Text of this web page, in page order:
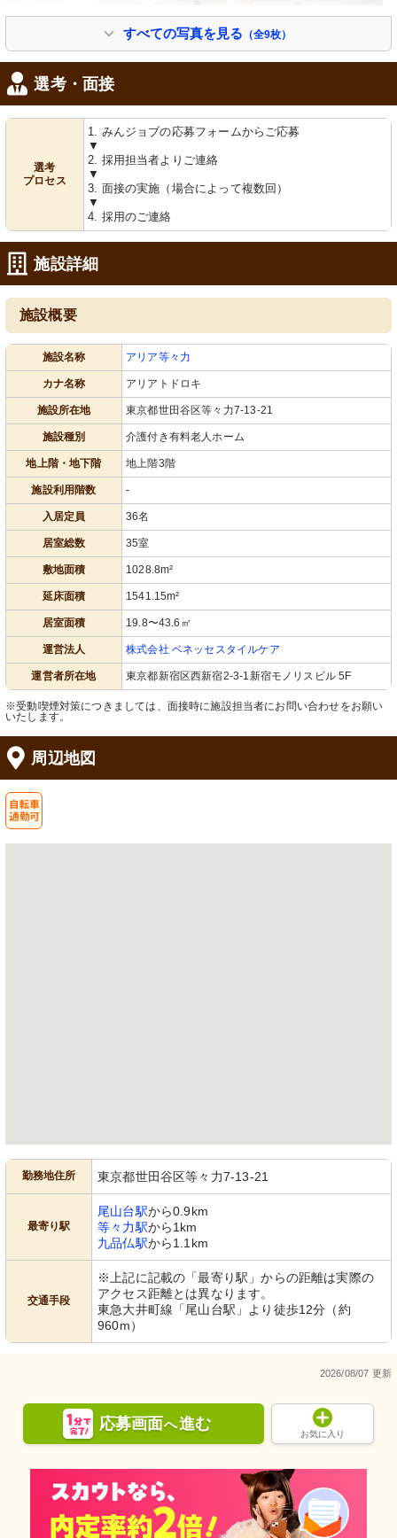
ゆったりとしたバスタイムを支える設
備が整っており、安全に配慮されてい
ます。
落ち着いた色合いで、機能的な家具が
です。明るい窓辺には作業もできる
広々としたテーブルがあります。
シンプルで洗練された設計の洗面スペ
ースです。利便性と清潔感が保たれて
います。
清潔感のある洗面スペースが整ってお
り、日々の準備が快適に行えます。
テラス
庭園に面したテラス席からの心地よい
景色を楽しめ、憩いの空間を提供して
います。
ゆったりとしたソファと円卓が配置さ
壁掛けのテレビが備え付けられた快適
エントランス
清潔感のあふれる広々としたエントラ
ンスです。木目調のデザインが落ち着
いた雰囲気を醸し出しています。
すべての写真を見る （全9枚）
選考・面接
選考
プロセス
1. みんジョブの応募フォームからご応募
▼
2. 採用担当者よりご連絡
▼
3. 面接の実施（場合によって複数回）
▼
4. 採用のご連絡
施設詳細
施設概要
施設名称 アリア等々力
カナ名称 アリアトドロキ
施設所在地 東京都世田谷区等々力7-13-21
施設種別 介護付き有料老人ホーム
地上階・地下階 地上階3階
施設利用階数 -
入居定員 36名
居室総数 35室
敷地面積 1028.8m²
延床面積 1541.15m²
居室面積 19.8〜43.6㎡
運営法人 株式会社 ベネッセスタイルケア
運営者所在地 東京都新宿区西新宿2-3-1新宿モノリスビル 5F
※受動喫煙対策につきましては、面接時に施設担当者にお問い合わせをお願い
いたします。
周辺地図
勤務地住所 東京都世田谷区等々力7-13-21
最寄り駅
尾山台駅から0.9km
等々力駅から1km
九品仏駅から1.1km
交通手段
※上記に記載の「最寄り駅」からの距離は実際の
アクセス距離とは異なります。
東急大井町線「尾山台駅」より徒歩12分（約
960m）
2026/08/07 更新
応募画面へ進む
お気に入り